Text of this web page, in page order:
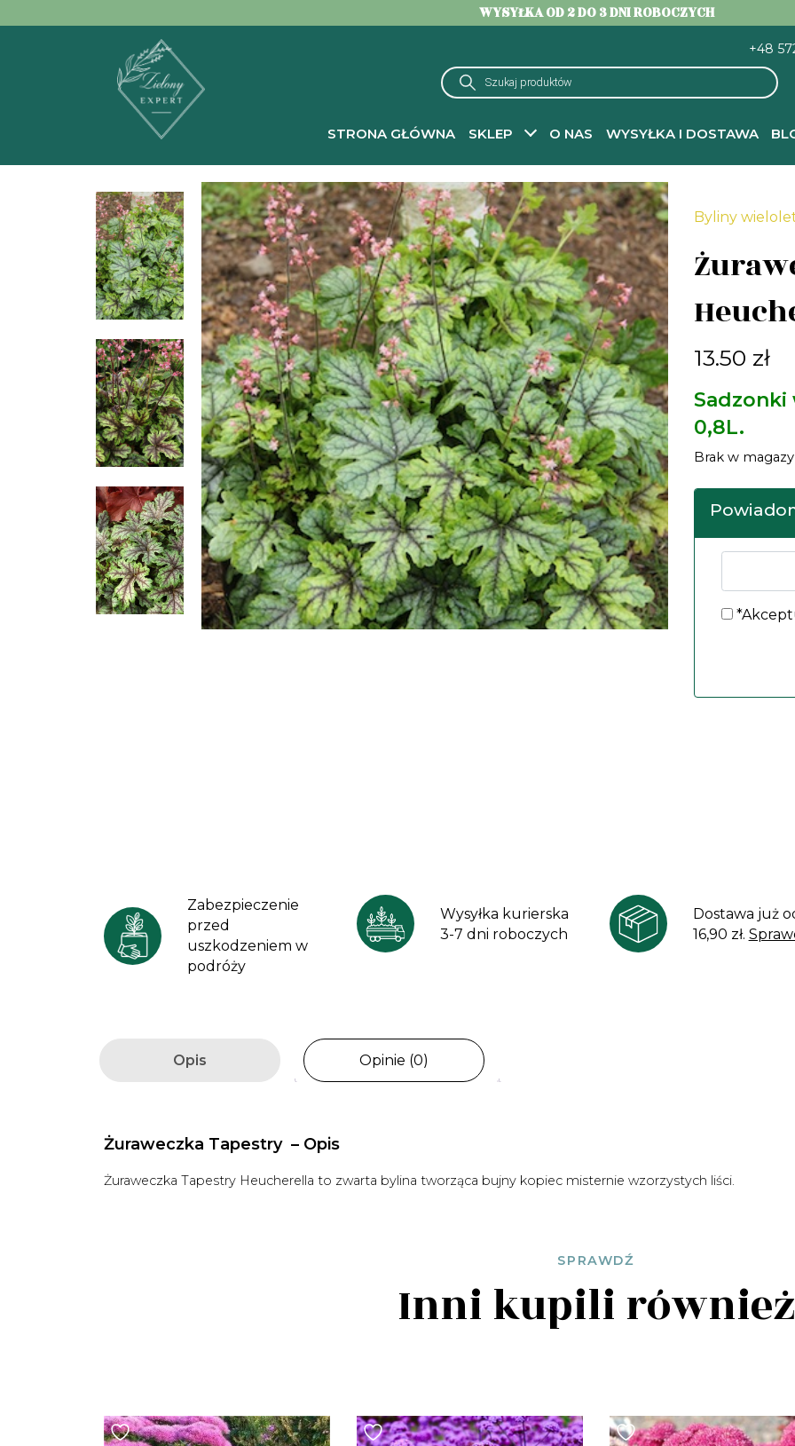
WYSYŁKA OD 2 DO 3 DNI ROBOCZYCH
+48
Wyszukiwarka
produktów
STRONA GŁÓWNA SKLEP O NAS WYSYŁKA I DOSTAWA
Strona główna-Byliny wieloletnie do ogrodu – sadzonki - Żurawki- Żuraweczka
Byliny
13.50 zł
0,8L.
Brak w
Zabezpieczenie
przed
uszkodzeniem w
podróży
Wysyłka kurierska
3-7 dni roboczych
Dostawa już
16,90 zł.
Opis Opinie (0)
Żuraweczka Tapestry – Opis
Żuraweczka Tapestry Heucherella to zwarta bylina tworząca bujny kopiec misternie wzorzystych liści.
SPRAWDŹ
Inni kupili również